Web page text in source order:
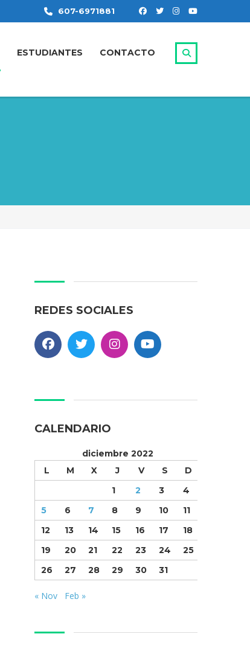
607-6971881
ESTUDIANTES CONTACTO
REDES SOCIALES
CALENDARIO
diciembre 2022
L
M X J V S
D
1
2 3
4
5
6 7 8 9 10
11
12
13 14 15 16 17
18
19
20 21 22 23 24
25
26
27 28 29 30 31
« Nov Feb »